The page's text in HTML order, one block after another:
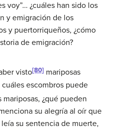
voy”… ¿cuáles han sido los
y emigración de los
y puertorriqueños, ¿cómo
de emigración?
visto[80] mariposas
escombros puede
mariposas, ¿qué pueden
su alegría al oír que
su sentencia de muerte,